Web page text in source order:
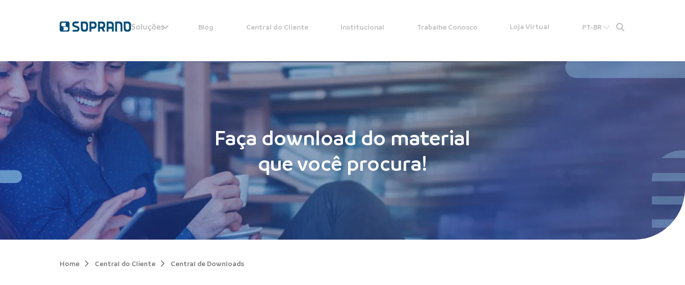
Soluções Blog Central do Cliente Institucional Trabalhe Conosco Loja Virtual PT-BR
Faça download do material
que você procura!
Home Central do Cliente Central de Downloads